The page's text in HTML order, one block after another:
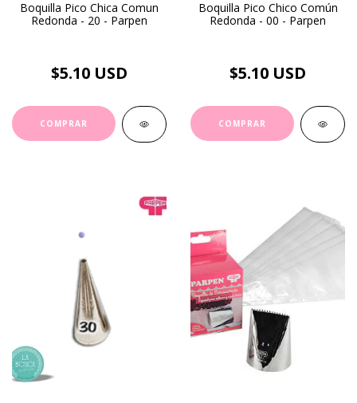
Boquilla Pico Chica Comun
Redonda - 20 - Parpen
$5.10 USD
Boquilla Pico Chico Común
Redonda - 00 - Parpen
$5.10 USD